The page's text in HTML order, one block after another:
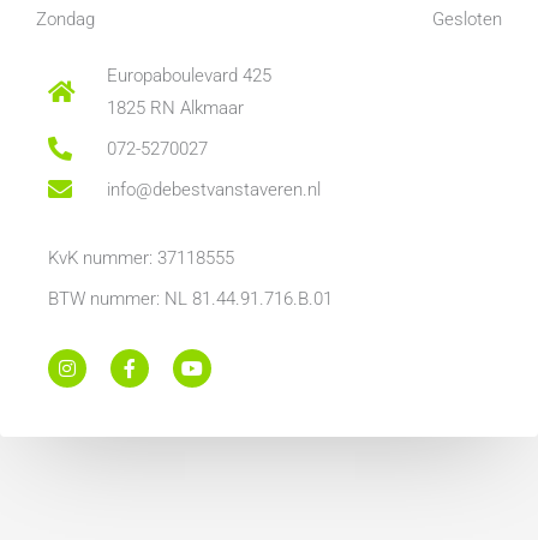
Zondag
Gesloten
Europaboulevard 425
1825 RN Alkmaar
072-5270027
info@debestvanstaveren.nl
KvK nummer: 37118555
BTW nummer: NL 81.44.91.716.B.01
I
n
s
g
F
a
c
o
Y
o
u
b